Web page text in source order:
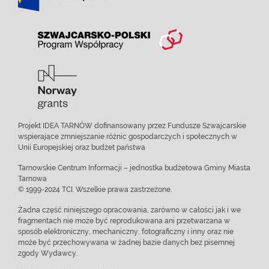
Projekt IDEA TARNÓW dofinansowany przez Fundusze Szwajcarskie
wspierające zmniejszanie różnic gospodarczych i społecznych w
Unii Europejskiej oraz budżet państwa
Tarnowskie Centrum Informacji – jednostka budżetowa Gminy Miasta
Tarnowa
© 1999-2024 TCI. Wszelkie prawa zastrzeżone.
Żadna część niniejszego opracowania, zarówno w całości jak i we
fragmentach nie może być reprodukowana ani przetwarzana w
sposób elektroniczny, mechaniczny, fotograficzny i inny oraz nie
może być przechowywana w żadnej bazie danych bez pisemnej
zgody Wydawcy.